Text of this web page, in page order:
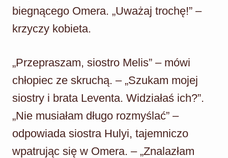
biegnącego Omera. „Uważaj trochę!” –
krzyczy kobieta.
„Przepraszam, siostro Melis” – mówi
chłopiec ze skruchą. – „Szukam mojej
siostry i brata Leventa. Widziałaś ich?”.
„Nie musiałam długo rozmyślać” –
odpowiada siostra Hulyi, tajemniczo
wpatrując się w Omera. – „Znalazłam